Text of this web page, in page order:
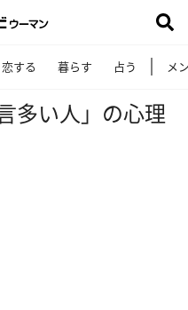
恋する 暮らす 占う メ
多い人」の心理